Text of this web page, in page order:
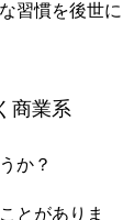
習慣を後世に
商業系
か？
とがありま